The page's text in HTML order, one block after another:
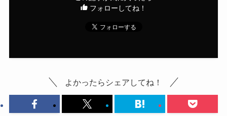
フォローしてね！
よかったらシェアしてね！